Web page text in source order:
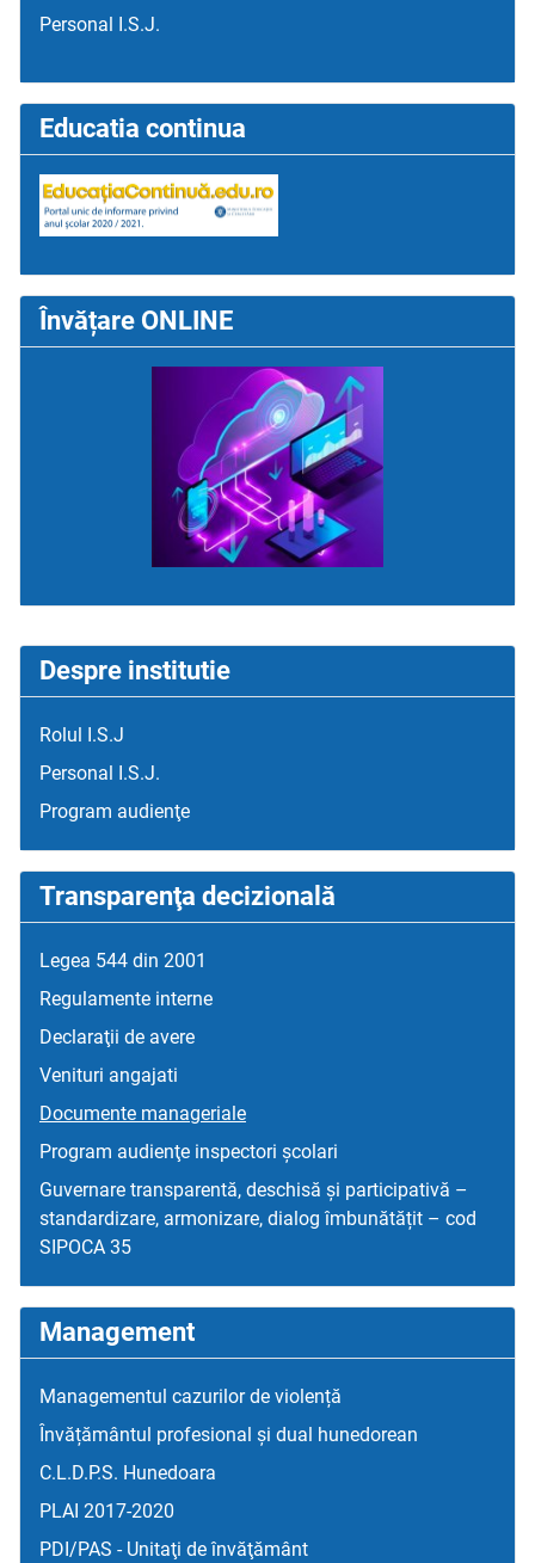
Despre institutie
Rolul I.S.J
Personal I.S.J.
Program audienţe
Transparenţa decizională
Legea 544 din 2001
Regulamente interne
Declaraţii de avere
Venituri angajati
Documente manageriale
Program audienţe inspectori școlari
Guvernare transparentă, deschisă și participativă –
standardizare, armonizare, dialog îmbunătățit – cod
SIPOCA 35
Management
Managementul cazurilor de violență
Învățământul profesional și dual hunedorean
C.L.D.P.S. Hunedoara
PLAI 2017-2020
PDI/PAS - Unitaţi de învăţământ
Personal I.S.J.
Educatia continua
Învățare ONLINE